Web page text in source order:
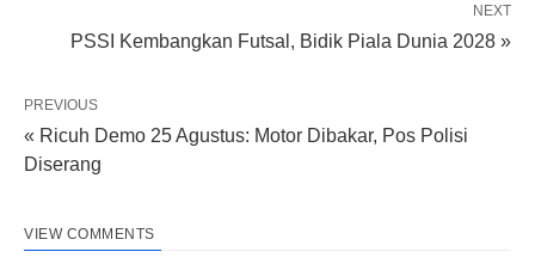
NEXT
PSSI Kembangkan Futsal, Bidik Piala Dunia 2028 »
PREVIOUS
« Ricuh Demo 25 Agustus: Motor Dibakar, Pos Polisi
Diserang
VIEW COMMENTS